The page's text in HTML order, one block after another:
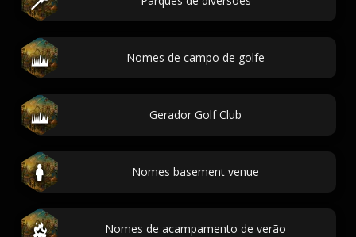
Nomes de campo de golfe
Gerador Golf Club
Nomes basement venue
Nomes de acampamento de verão